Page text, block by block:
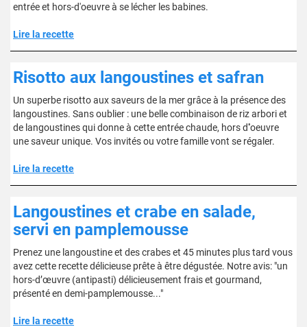
entrée et hors-d'oeuvre à se lécher les babines.
Lire la recette
Risotto aux langoustines et safran
Un superbe risotto aux saveurs de la mer grâce à la présence des
langoustines. Sans oublier : une belle combinaison de riz arbori et
de langoustines qui donne à cette entrée chaude, hors d''oeuvre
une saveur unique. Vos invités ou votre famille vont se régaler.
Lire la recette
Langoustines et crabe en salade,
servi en pamplemousse
Prenez une langoustine et des crabes et 45 minutes plus tard vous
avez cette recette délicieuse prête à être dégustée. Notre avis: "un
hors-d’œuvre (antipasti) délicieusement frais et gourmand,
présenté en demi-pamplemousse..."
Lire la recette